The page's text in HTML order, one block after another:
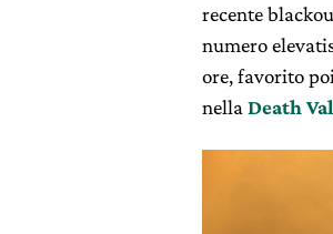
recente
numero
ore, favorito
nella Death